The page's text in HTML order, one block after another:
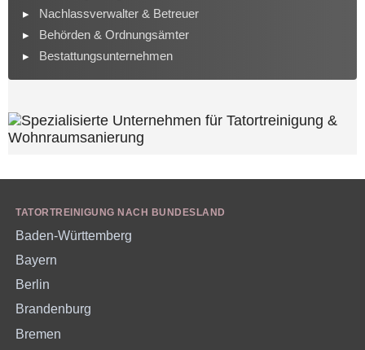
Nachlassverwalter & Betreuer
Behörden & Ordnungsämter
Bestattungsunternehmen
TATORTREINIGUNG NACH BUNDESLAND
Baden-Württemberg
Bayern
Berlin
Brandenburg
Bremen